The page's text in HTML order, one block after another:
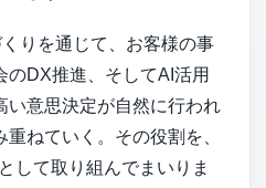
りを通じて、お客様の事
のDX推進、そしてAI活用
い意思決定が自然に行われ
ねていく。その役割を、
して取り組んでまいりま